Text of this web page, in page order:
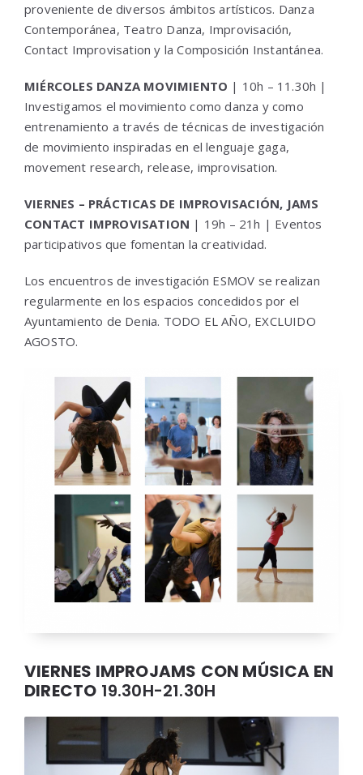
proveniente de diversos ámbitos artísticos. Danza
Contemporánea, Teatro Danza, Improvisación,
Contact Improvisation y la Composición Instantánea.
MIÉRCOLES DANZA MOVIMIENTO | 10h – 11.30h |
Investigamos el movimiento como danza y como
entrenamiento a través de técnicas de investigación
de movimiento inspiradas en el lenguaje gaga,
movement research, release, improvisation.
VIERNES – PRÁCTICAS DE IMPROVISACIÓN, JAMS
CONTACT IMPROVISATION | 19h – 21h | Eventos
participativos que fomentan la creatividad.
Los encuentros de investigación ESMOV se realizan
regularmente en los espacios concedidos por el
Ayuntamiento de Denia. TODO EL AÑO, EXCLUIDO
AGOSTO.
VIERNES IMPROJAMS CON MÚSICA EN
DIRECTO 19.30H-21.30H